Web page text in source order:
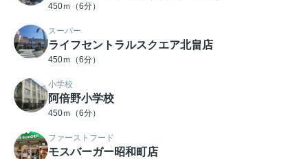
450ｍ（6分）
スーパー
ライフセントラルスクエア北畠店
450ｍ（6分）
小学校
阿倍野小学校
450ｍ（6分）
ファーストフード
モスバーガー昭和町店